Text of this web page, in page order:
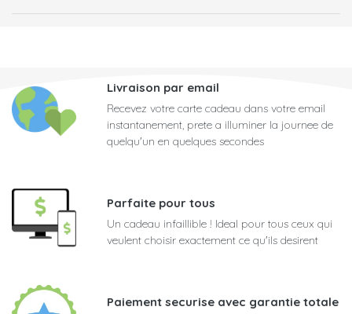
Livraison par email
Recevez votre carte cadeau dans votre email
instantanement, prete a illuminer la journee de
quelqu'un en quelques secondes
Parfaite pour tous
Un cadeau infaillible ! Ideal pour tous ceux qui
veulent choisir exactement ce qu'ils desirent
Paiement securise avec garantie totale